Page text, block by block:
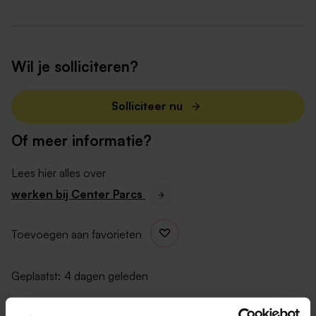
17 jaar: €7,13 per uur (€6,60 excl. vakantiegeld);
vakantiegeld);
en het gehele jaar door mogelijkheden om in de
weekenden en vakanties te werken;
reis;
actieve personeelsvereniging;
Een enthousiast team van collega’s in een gastvrije
Wil je solliciteren?
Solliciteer nu
Of meer informatie?
Lees hier alles over
werken bij Center Parcs
Toevoegen aan favorieten
Geplaatst: 4 dagen geleden